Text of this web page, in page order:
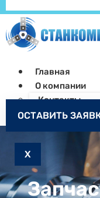
Главная
О компании
Контакты
Как заказать
Запчасти к
X
ОСТАВИТЬ